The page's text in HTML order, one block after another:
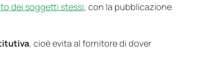
dei soggetti stessi, con la pubblicazione
, cioè evita al fornitore di dover